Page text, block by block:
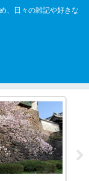
、日々の雑記や好きな